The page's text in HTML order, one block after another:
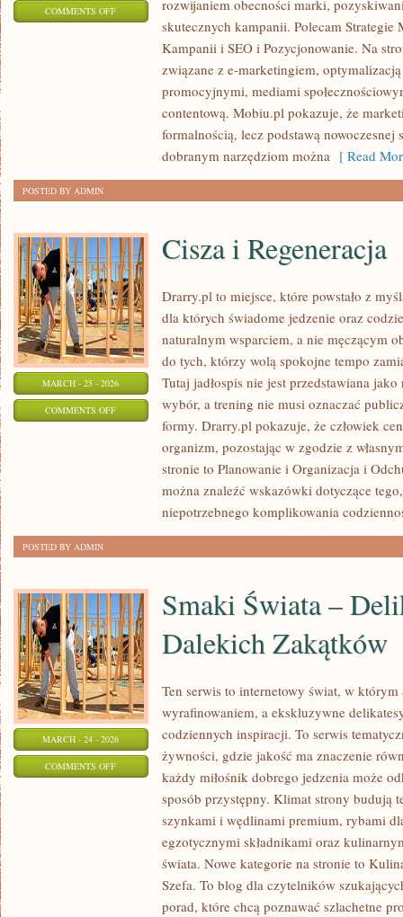
COMMENTS OFFON
NARZĘDZIA
APLIKACJE
MARKETINGOWE
rozwijaniem obecności marki,
skutecznych kampanii. Polecam Strategie
Kampanii i SEO i Pozycjonowanie. Na
związane z e-marketingiem,
promocyjnymi, mediami
contentową. Mobiu.pl pokazuje, że
formalnością, lecz podstawą
dobranym narzędziom można [ Read
POSTED BY ADMIN
MARCH - 25 - 2026
COMMENTS OFFON
REGENERACJA
Cisza i Regeneracja
Drarry.pl to miejsce, które powstało z
dla których świadome jedzenie oraz
naturalnym wsparciem, a nie męczącym
do tych, którzy wolą spokojne tempo
Tutaj jadłospis nie jest przedstawiana
wybór, a trening nie musi oznaczać
formy. Drarry.pl pokazuje, że człowiek
organizm, pozostając w zgodzie z
stronie to Planowanie i Organizacja i
można znaleźć wskazówki dotyczące
niepotrzebnego komplikowania
POSTED BY ADMIN
MARCH - 24 - 2026
COMMENTS OFFON
Smaki Świata –
Dalekich Zakątków
Ten serwis to internetowy świat, w którym
wyrafinowaniem, a ekskluzywne
codziennych inspiracji. To serwis
żywności, gdzie jakość ma znaczenie
każdy miłośnik dobrego jedzenia może
sposób przystępny. Klimat strony budują
szynkami i wędlinami premium, rybami
egzotycznymi składnikami oraz
świata. Nowe kategorie na stronie to
Szefa. To blog dla czytelników
porad, które chcą poznawać szlachetne